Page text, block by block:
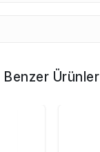
Benzer Ürünler